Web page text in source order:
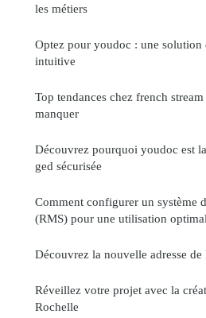
les métiers
Optez pour youdoc : une solution
intuitive
Top tendances chez french
manquer
Découvrez pourquoi youdoc est
ged sécurisée
Comment configurer un système
(RMS) pour une utilisation
Découvrez la nouvelle adresse de
Réveillez votre projet avec la
Rochelle